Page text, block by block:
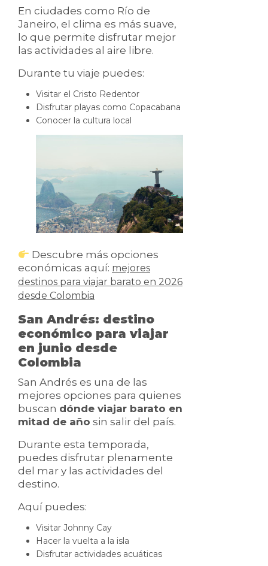
En ciudades como Río de
Janeiro, el clima es más suave,
lo que permite disfrutar mejor
las actividades al aire libre.
Durante tu viaje puedes:
Visitar el Cristo Redentor
Disfrutar playas como Copacabana
Conocer la cultura local
Descubre más opciones
económicas aquí: mejores
destinos para viajar barato en 2026
desde Colombia
San Andrés: destino
económico para viajar
en junio desde
Colombia
San Andrés es una de las
mejores opciones para quienes
buscan dónde viajar barato en
mitad de año sin salir del país.
Durante esta temporada,
puedes disfrutar plenamente
del mar y las actividades del
destino.
Aquí puedes:
Visitar Johnny Cay
Hacer la vuelta a la isla
Disfrutar actividades acuáticas